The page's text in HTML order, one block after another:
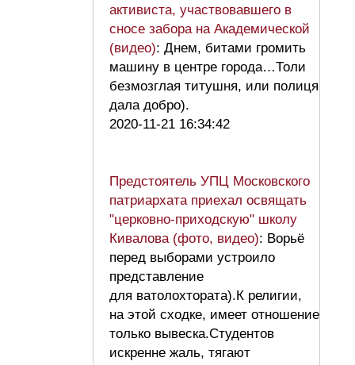
активиста, участвовавшего в
сносе забора на Академической
(видео): Днем, битами громить
машину в центре города…Толи
безмозглая титушня, или полиця
дала добро).
2020-11-21 16:34:42
Предстоятель УПЦ Московского
патриархата приехал освящать
"церковно-приходскую" школу
Кивалова (фото, видео): Ворьё
перед выборами устроило
представление
для ватолохтората).К религии,
на этой сходке, имеет отношение
только вывеска.Студентов
искренне жаль, тягают